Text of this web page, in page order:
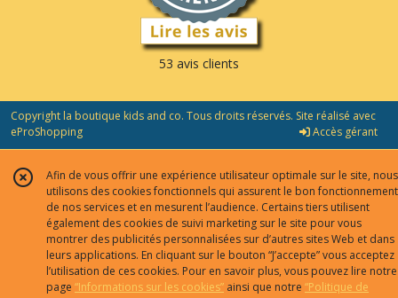
53 avis clients
Copyright la boutique kids and co. Tous droits réservés. Site réalisé avec
eProShopping
Accès gérant
Afin de vous offrir une expérience utilisateur optimale sur le site, nous
utilisons des cookies fonctionnels qui assurent le bon fonctionnement
de nos services et en mesurent l’audience. Certains tiers utilisent
également des cookies de suivi marketing sur le site pour vous
montrer des publicités personnalisées sur d’autres sites Web et dans
leurs applications. En cliquant sur le bouton “J’accepte” vous acceptez
l’utilisation de ces cookies. Pour en savoir plus, vous pouvez lire notre
page “Informations sur les cookies” ainsi que notre “Politique de